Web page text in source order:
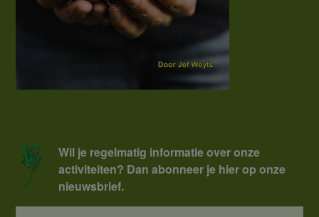
Wil je regelmatig informatie over onze
activiteiten? Dan abonneer je hier op onze
nieuwsbrief.